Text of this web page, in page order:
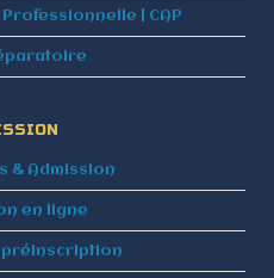
| CAP
& Admission
en ligne
préinscription